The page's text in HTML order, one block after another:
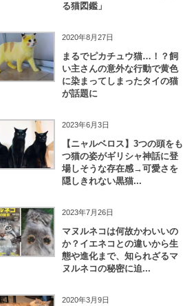
る猫図鑑」
2020年8月27日
まるでピカチュウ猫…！？飼
い主さんの意外な行動で黄色
に染まってしまったタイの猫
が話題に
2023年6月3日
【ニャルベロス】3つの頭をも
つ猫の姿がギリシャ神話に登
場しそうな存在感→可愛さを
隠しきれない黒猫...
2023年7月26日
マヌルネコは何故かわいいの
か？イエネコとの違いから生
態や進化まで、知られざるマ
ヌルネコの秘密に迫...
2020年3月9日